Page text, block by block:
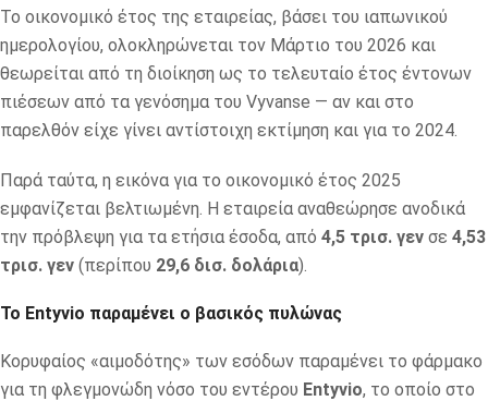
Το οικονομικό έτος της εταιρείας, βάσει του ιαπωνικού
ημερολογίου, ολοκληρώνεται τον Μάρτιο του 2026 και
θεωρείται από τη διοίκηση ως το τελευταίο έτος έντονων
πιέσεων από τα γενόσημα του Vyvanse — αν και στο
παρελθόν είχε γίνει αντίστοιχη εκτίμηση και για το 2024.
Παρά ταύτα, η εικόνα για το οικονομικό έτος 2025
εμφανίζεται βελτιωμένη. Η εταιρεία αναθεώρησε ανοδικά
την πρόβλεψη για τα ετήσια έσοδα, από 4,5 τρισ. γεν σε 4,53
τρισ. γεν (περίπου 29,6 δισ. δολάρια).
Το Entyvio παραμένει ο βασικός πυλώνας
Κορυφαίος «αιμοδότης» των εσόδων παραμένει το φάρμακο
για τη φλεγμονώδη νόσο του εντέρου Entyvio, το οποίο στο